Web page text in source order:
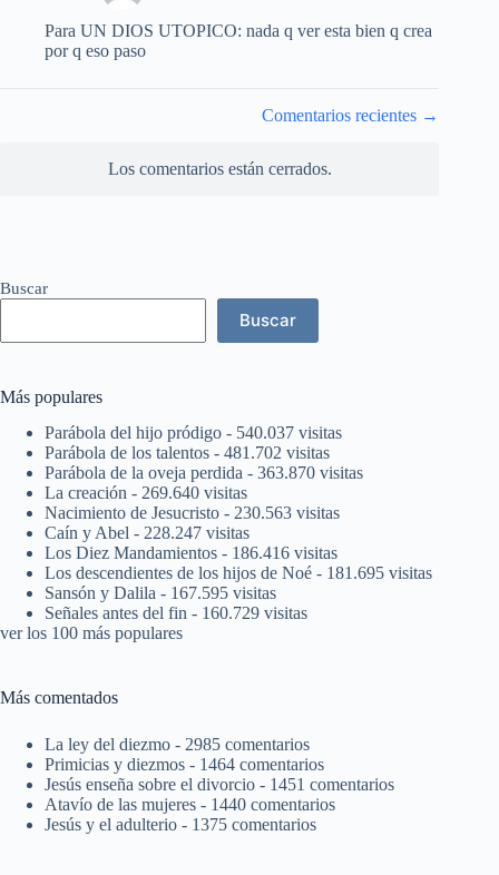
Para UN DIOS UTOPICO: nada q ver esta bien q crea
por q eso paso
Comentarios recientes →
Los comentarios están cerrados.
Buscar
Buscar
Más populares
Parábola del hijo pródigo - 540.037 visitas
Parábola de los talentos - 481.702 visitas
Parábola de la oveja perdida - 363.870 visitas
La creación - 269.640 visitas
Nacimiento de Jesucristo - 230.563 visitas
Caín y Abel - 228.247 visitas
Los Diez Mandamientos - 186.416 visitas
Los descendientes de los hijos de Noé - 181.695 visitas
Sansón y Dalila - 167.595 visitas
Señales antes del fin - 160.729 visitas
ver los 100 más populares
Más comentados
La ley del diezmo - 2985 comentarios
Primicias y diezmos - 1464 comentarios
Jesús enseña sobre el divorcio - 1451 comentarios
Atavío de las mujeres - 1440 comentarios
Jesús y el adulterio - 1375 comentarios